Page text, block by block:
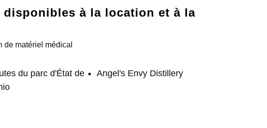
à la location et à la
matériel médical
du parc d'État de
Angel's Envy Distillery